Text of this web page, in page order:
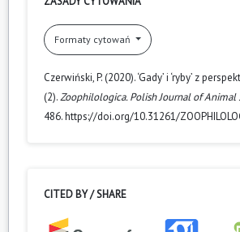
Formaty cytowań
Czerwiński, P. (2020). ‘Gady’ i ‘ryby’ z
(2).Zoophilologica. Polish Journal of Animal
486. https://doi.org/10.31261/
CITED BY / SHARE